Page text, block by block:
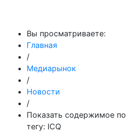
Вы просматриваете:
Главная
/
Медиарынок
/
Новости
/
Показать содержимое по
тегу: ICQ